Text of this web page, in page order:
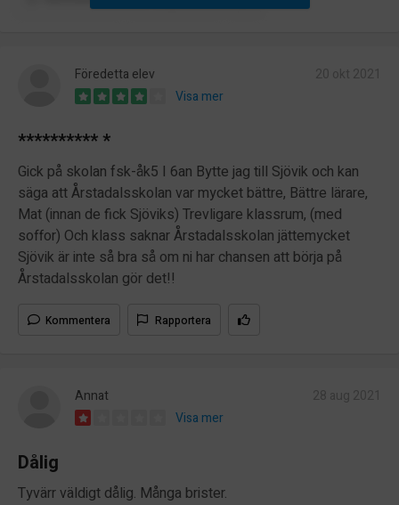
Föredetta elev
Visa mer
********** *
Gick på skolan fsk-åk5 I 6an Bytte jag till Sjövik och kan
säga att Årstadalsskolan var mycket bättre, Bättre lärare,
Mat (innan de fick Sjöviks) Trevligare klassrum, (med
soffor) Och klass saknar Årstadalsskolan jättemycket
Sjövik är inte så bra så om ni har chansen att börja på
Årstadalsskolan gör det!!
Kommentera Rapportera
Annat
Visa mer
Dålig
Tyvärr väldigt dålig. Många brister.